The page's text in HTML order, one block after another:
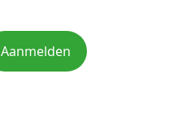
Aanmelden